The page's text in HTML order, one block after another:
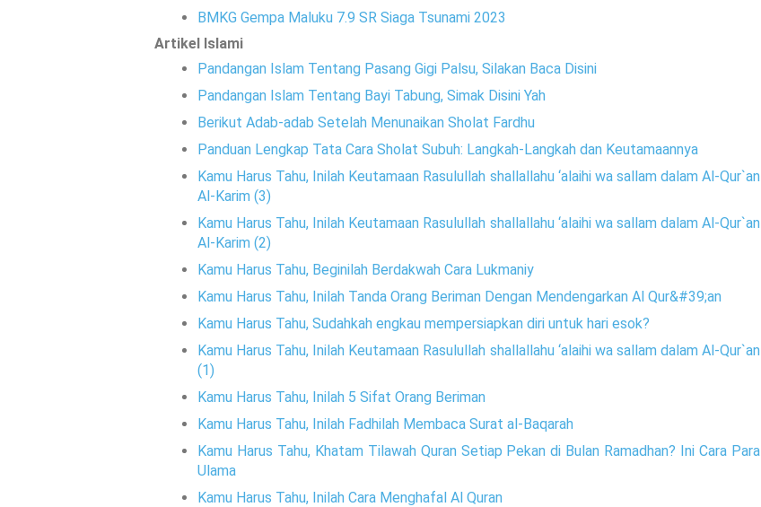
BMKG Gempa Maluku 7.9 SR Siaga Tsunami 2023
Artikel Islami
Pandangan Islam Tentang Pasang Gigi Palsu, Silakan Baca Disini
Pandangan Islam Tentang Bayi Tabung, Simak Disini Yah
Berikut Adab-adab Setelah Menunaikan Sholat Fardhu
Panduan Lengkap Tata Cara Sholat Subuh: Langkah-Langkah dan Keutamaannya
Kamu Harus Tahu, Inilah Keutamaan Rasulullah shallallahu ‘alaihi wa sallam dalam Al-Qur`an
Al-Karim (3)
Kamu Harus Tahu, Inilah Keutamaan Rasulullah shallallahu ‘alaihi wa sallam dalam Al-Qur`an
Al-Karim (2)
Kamu Harus Tahu, Beginilah Berdakwah Cara Lukmaniy
Kamu Harus Tahu, Inilah Tanda Orang Beriman Dengan Mendengarkan Al Qur&#39;an
Kamu Harus Tahu, Sudahkah engkau mempersiapkan diri untuk hari esok?
Kamu Harus Tahu, Inilah Keutamaan Rasulullah shallallahu ‘alaihi wa sallam dalam Al-Qur`an
(1)
Kamu Harus Tahu, Inilah 5 Sifat Orang Beriman
Kamu Harus Tahu, Inilah Fadhilah Membaca Surat al-Baqarah
Kamu Harus Tahu, Khatam Tilawah Quran Setiap Pekan di Bulan Ramadhan? Ini Cara Para
Ulama
Kamu Harus Tahu, Inilah Cara Menghafal Al Quran